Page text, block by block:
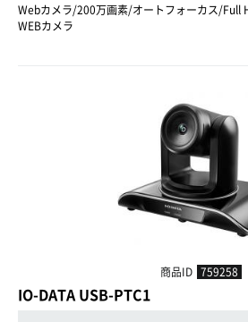
Webカメラ/200万画素/オートフォーカス/Full
WEBカメラ
商品ID 759258
IO-DATA USB-PTC1